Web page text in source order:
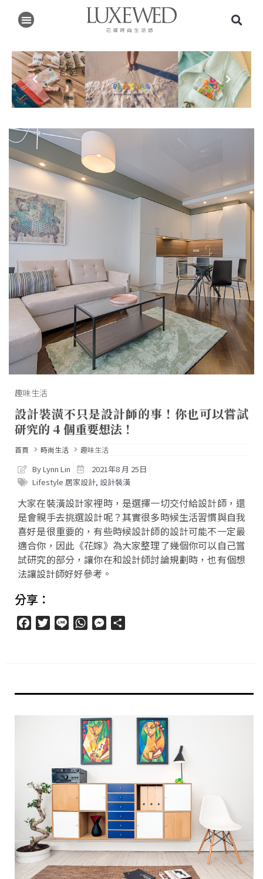
趣味生活
設計裝潢不只是設計師的事！你也可以嘗試
研究的 4 個重要想法！
首頁 時尚生活 趣味生活
By Lynn Lin
2021年8 月 25日
Lifestyle 居家設計, 設計裝潢
大家在裝潢設計家裡時，是選擇一切交付給設計師，還
是會親手去挑選設計呢？其實很多時候生活習慣與自我
喜好是很重要的，有些時候設計師的設計可能不一定最
適合你，因此《花嫁》為大家整理了幾個你可以自己嘗
試研究的部分，讓你在和設計師討論規劃時，也有個想
法讓設計師好好參考。
分享：
FacebookTwitter
Line WhatsAppMessenger